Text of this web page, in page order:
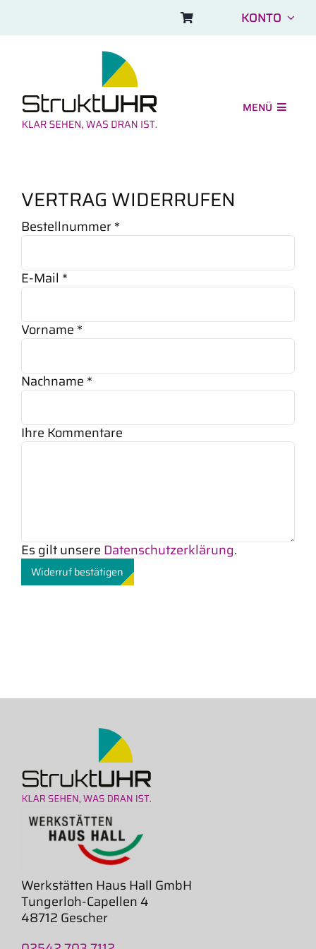
content
KONTO
MENÜ
Aufbau und FAQ
Symbolbilder
Über uns
VERTRAG WIDERRUFEN
Bestellnummer*erforderlich
E-Mail *erforderlich
Vorname *erforderlich
Nachname *erforderlich
Page URI *erforderlich
Ihre Kommentare
Es gilt unsere Datenschutzerklärung.
Widerruf bestätigen
Werkstätten Haus Hall GmbH
Tungerloh-Capellen 4
48712 Gescher